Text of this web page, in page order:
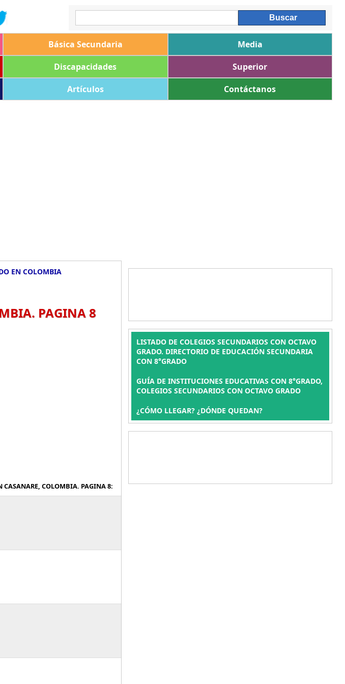
Básica Secundaria
Media
Discapacidades
Superior
Artículos Contáctanos
EN COLOMBIA
PAGINA 8
CASANARE, COLOMBIA. PAGINA 8:
LISTADO DE COLEGIOS SECUNDARIOS CON OCTAVO
GRADO. DIRECTORIO DE EDUCACIÓN SECUNDARIA
CON 8°GRADO
GUÍA DE INSTITUCIONES EDUCATIVAS CON 8°GRADO,
COLEGIOS SECUNDARIOS CON OCTAVO GRADO
¿CÓMO LLEGAR? ¿DÓNDE QUEDAN?